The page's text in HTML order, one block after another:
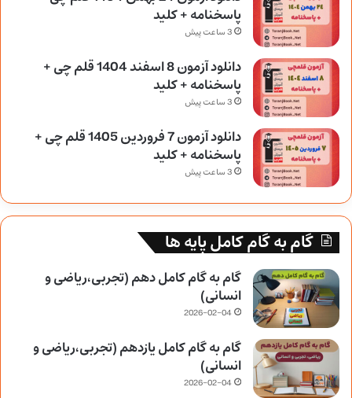
پاسخنامه + کلید
3 ساعت پیش
دانلود آزمون 8 اسفند 1404 قلم چی +
پاسخنامه + کلید
3 ساعت پیش
دانلود آزمون 7 فروردین 1405 قلم چی +
پاسخنامه + کلید
3 ساعت پیش
گام به گام کامل پایه ها
گام به گام کامل دهم (تجربی،ریاضی و
انسانی)
2026-02-04
گام به گام کامل یازدهم (تجربی،ریاضی و
انسانی)
2026-02-04